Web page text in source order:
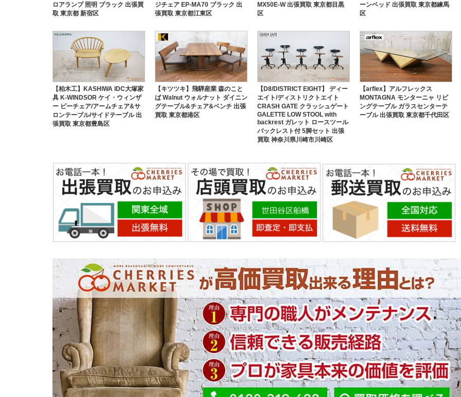
ロアランプ 照明 ブラック 出張買
取 東京都 新宿区
ジチェア EP-MA70 ブラック 出
張買取 東京都江東区
MX50E-W 出張買取 東京都目黒
区
ーンベッド 出張買取 東京都練馬
区
【柏木工】KASHIWA IDC大塚家
具 K-WINDSOR ケイ・ウィンザ
ー ビーチェア/アームチェア&サ
ロンテーブル/サイドテーブル 出
張買取 東京都豊島区
【キツツキ】飛騨産業 森のこと
ば Walnut ウォルナット ダイニン
グテーブル&チェア&ベンチ 出張
買取 東京都港区
【D8/DISTRICT EIGHT】 ディー
エイト/ディストリクトエイト
CRASH GATE クラッシュゲート
GALETTE LOW STOOL with
backrest ガレット ロースツール
バックレスト付 5脚セット 出張
買取 神奈川県川崎市川崎区
【arflex】アルフレックス
MONTAGNA モンターニャ リビ
ングテーブル ガラスセンターテ
ーブル 出張買取 東京都千代田区